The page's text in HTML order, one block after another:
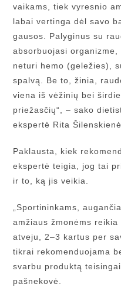
vaikams, tiek vyresnio
labai vertinga dėl savo
gausos. Palyginus su
absorbuojasi
neturi hemo (geležies),
spalvą. Be to, žinia,
viena iš vėžinių bei
priežasčių“, – sako
ekspertė Rita Šilenskienė.
Paklausta, kiek
ekspertė teigia, jog tai
ir to, ką jis veikia.
„Sportininkams,
amžiaus žmonėms
atveju, 2–3 kartus per
tikrai rekomenduojama
svarbu produktą
pašnekovė.